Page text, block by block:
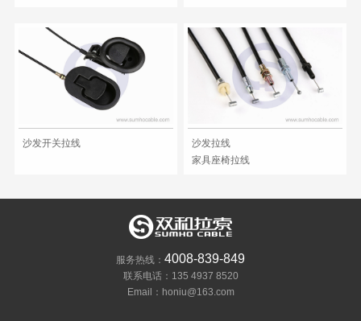
沙发开关拉线
沙发拉线
家具座椅拉线
服务热线： 4008-839-849
联系电话：135 4937 8520
Email：honiu@163.com